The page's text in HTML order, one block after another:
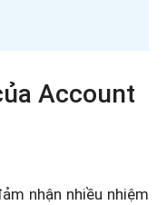
Account
nhận nhiều nhiệm